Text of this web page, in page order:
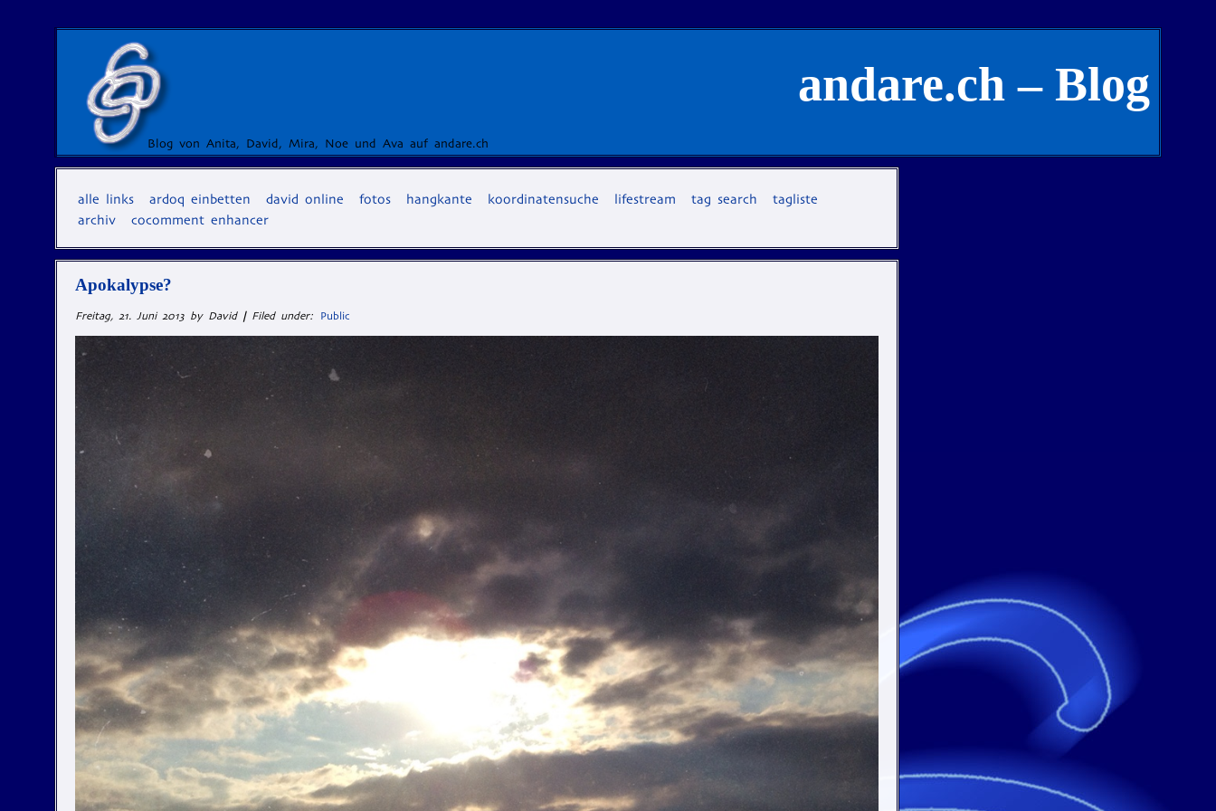
andare.ch – Blog
Blog von Anita, David, Mira, Noe und Ava auf andare.ch
alle links ardoq einbetten david online fotos hangkante koordinatensuche lifestream tag search
tagliste
archiv
cocomment enhancer
Apokalypse?
Freitag, 21. Juni 2013 by David |Filed under: Public